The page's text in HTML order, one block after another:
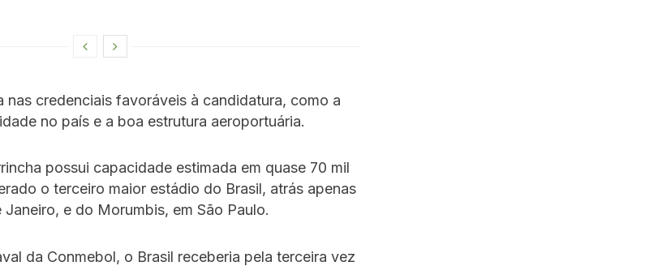
credenciais favoráveis à candidatura, como a
no país e a boa estrutura aeroportuária.
possui capacidade estimada em quase 70 mil
o terceiro maior estádio do Brasil, atrás apenas
e do Morumbis, em São Paulo.
da Conmebol, o Brasil receberia pela terceira vez